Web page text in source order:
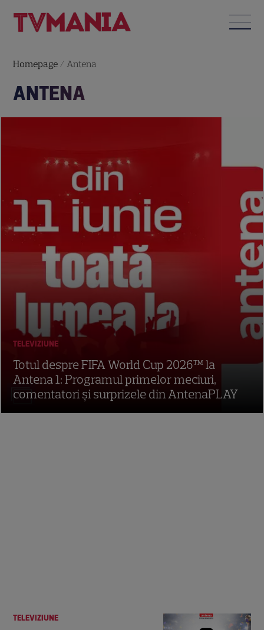
Homepage / Antena
ANTENA
TELEVIZIUNE
3
TELEVIZIUNE
Totul despre FIFA World Cup 2026™ la
Antena 1: Programul primelor meciuri,
comentatori și surprizele din AntenaPLAY